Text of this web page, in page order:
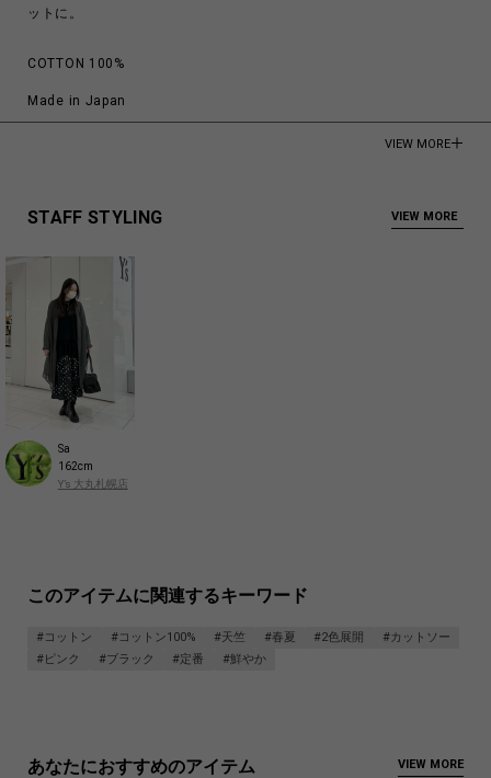
ットに。
COTTON 100%
Made in Japan
VIEW MORE
STAFF STYLING VIEW MORE
Sa
162cm
Y’s 大丸札幌店
このアイテムに関連するキーワード
#コットン #コットン100% #天竺 #春夏 #2色展開
#カットソー
#ピンク
#ブラック #定番 #鮮やか
あなたにおすすめのアイテム VIEW MORE